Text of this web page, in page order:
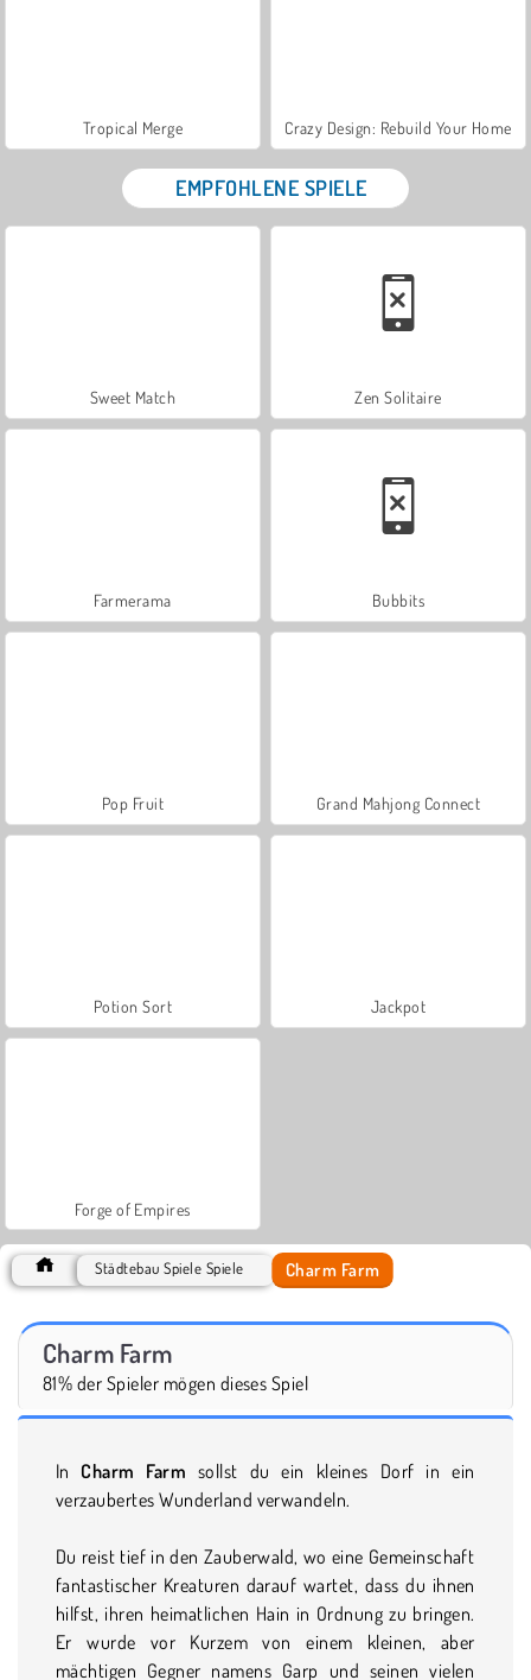
Tropical Merge Crazy Design: Rebuild Your Home
EMPFOHLENE SPIELE
Sweet Match Zen Solitaire
Farmerama Bubbits
Pop Fruit Grand Mahjong Connect
Potion Sort Jackpot
Forge of Empires
Städtebau Spiele Spiele Charm Farm
Charm Farm
81% der Spieler mögen dieses Spiel
In Charm Farm sollst du ein kleines Dorf in ein
verzaubertes Wunderland verwandeln.
Du reist tief in den Zauberwald, wo eine Gemeinschaft
fantastischer Kreaturen darauf wartet, dass du ihnen
hilfst, ihren heimatlichen Hain in Ordnung zu bringen.
Er wurde vor Kurzem von einem kleinen, aber
mächtigen Gegner namens Garp und seinen vielen